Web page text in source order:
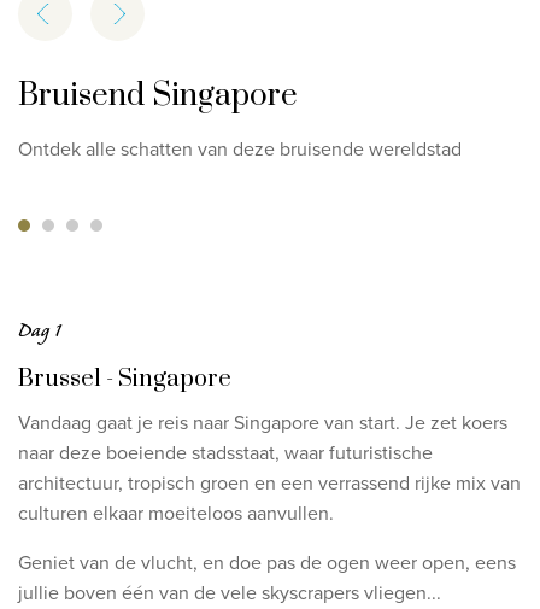
Bruisend Singapore
Ontdek alle schatten van deze bruisende wereldstad
Dag 1
Brussel - Singapore
Vandaag gaat je reis naar Singapore van start. Je zet koers
naar deze boeiende stadsstaat, waar futuristische
architectuur, tropisch groen en een verrassend rijke mix van
culturen elkaar moeiteloos aanvullen.
Geniet van de vlucht, en doe pas de ogen weer open, eens
jullie boven één van de vele skyscrapers vliegen...